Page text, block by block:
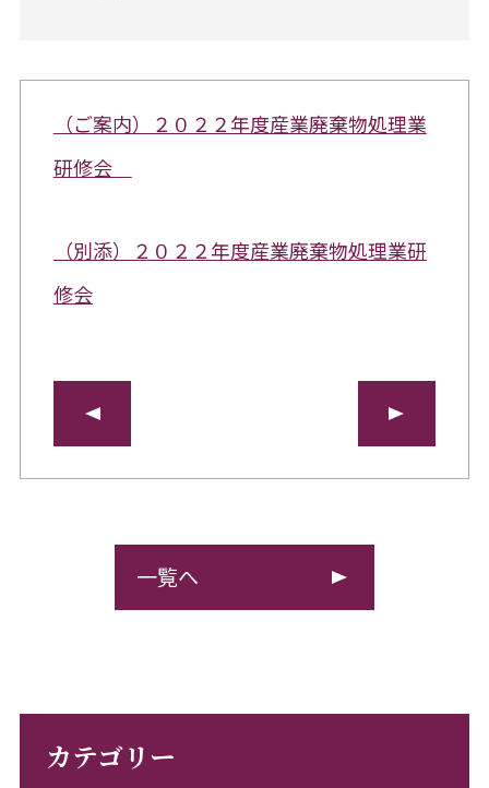
（ご案内）２０２２年度産業廃棄物処理業
研修会
（別添）２０２２年度産業廃棄物処理業研
修会
一覧へ
カテゴリー